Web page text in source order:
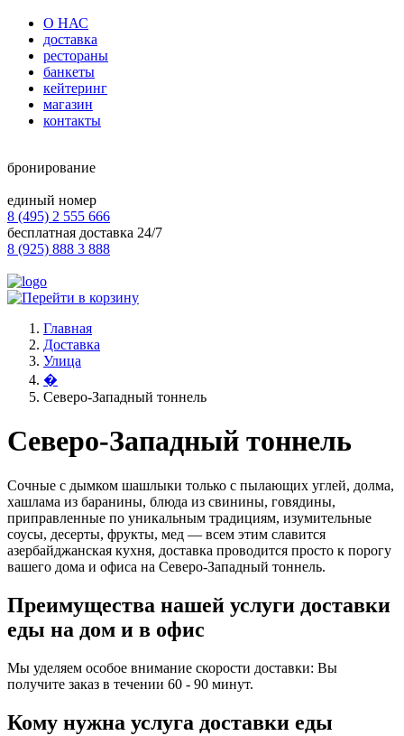
О НАС
доставка
рестораны
банкеты
кейтеринг
магазин
контакты
бронирование
единый номер
8 (495) 2 555 666
бесплатная доставка 24/7
8 (925) 888 3 888
Главная
Доставка
Улица
�
Северо-Западный тоннель
Северо-Западный тоннель
Сочные с дымком шашлыки только с пылающих углей, долма,
хашлама из баранины, блюда из свинины, говядины,
приправленные по уникальным традициям, изумительные
соусы, десерты, фрукты, мед — всем этим славится
азербайджанская кухня, доставка проводится просто к порогу
вашего дома и офиса на Северо-Западный тоннель.
Преимущества нашей услуги доставки
еды на дом и в офис
Мы уделяем особое внимание скорости доставки: Вы
получите заказ в течении 60 - 90 минут.
Кому нужна услуга доставки еды